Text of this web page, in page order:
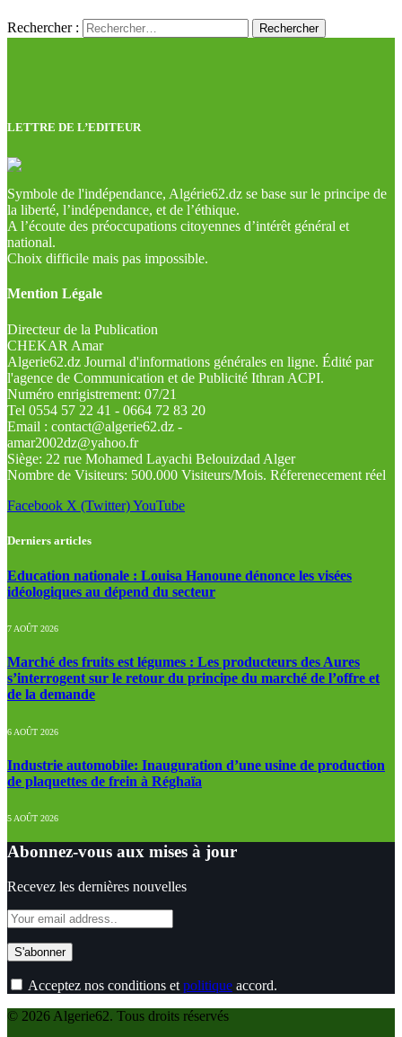
Rechercher :
LETTRE DE L’EDITEUR
Symbole de l'indépendance, Algérie62.dz se base sur le principe de
la liberté, l’indépendance, et de l’éthique.
A l’écoute des préoccupations citoyennes d’intérêt général et
national.
Choix difficile mais pas impossible.
Mention Légale
Directeur de la Publication
CHEKAR Amar
Algerie62.dz Journal d'informations générales en ligne. Édité par
l'agence de Communication et de Publicité Ithran ACPI.
Numéro enrigistrement: 07/21
Tel 0554 57 22 41 - 0664 72 83 20
Email : contact@algerie62.dz -
amar2002dz@yahoo.fr
Siège: 22 rue Mohamed Layachi Belouizdad Alger
Nombre de Visiteurs: 500.000 Visiteurs/Mois. Réferenecement réel
Facebook X (Twitter)YouTube
Derniers articles
Education nationale : Louisa Hanoune dénonce les visées
idéologiques au dépend du secteur
7 AOÛT 2026
Marché des fruits est légumes : Les producteurs des Aures
s’interrogent sur le retour du principe du marché de l’offre et
de la demande
6 AOÛT 2026
Industrie automobile: Inauguration d’une usine de production
de plaquettes de frein à Réghaïa
5 AOÛT 2026
Abonnez-vous aux mises à jour
Recevez les dernières nouvelles
Acceptez nos conditions et politique accord.
© 2026 Algerie62. Tous droits réservés